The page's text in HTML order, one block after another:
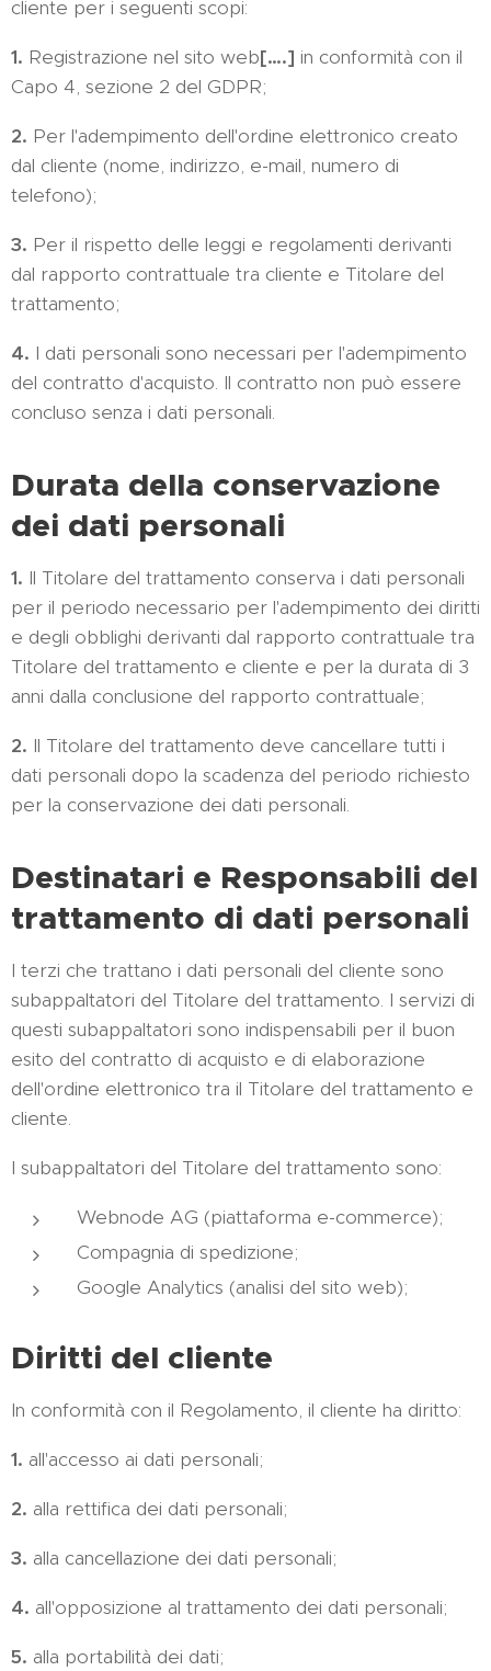
cliente per i seguenti scopi:
1. Registrazione nel sito web[….] in conformità con il
Capo 4, sezione 2 del GDPR;
2. Per l'adempimento dell'ordine elettronico creato
dal cliente (nome, indirizzo, e-mail, numero di
telefono);
3. Per il rispetto delle leggi e regolamenti derivanti
dal rapporto contrattuale tra cliente e Titolare del
trattamento;
4. I dati personali sono necessari per l'adempimento
del contratto d'acquisto. Il contratto non può essere
concluso senza i dati personali.
Durata della conservazione
dei dati personali
1. Il Titolare del trattamento conserva i dati personali
per il periodo necessario per l'adempimento dei diritti
e degli obblighi derivanti dal rapporto contrattuale tra
Titolare del trattamento e cliente e per la durata di 3
anni dalla conclusione del rapporto contrattuale;
2. Il Titolare del trattamento deve cancellare tutti i
dati personali dopo la scadenza del periodo richiesto
per la conservazione dei dati personali.
Destinatari e Responsabili del
trattamento di dati personali
I terzi che trattano i dati personali del cliente sono
subappaltatori del Titolare del trattamento. I servizi di
questi subappaltatori sono indispensabili per il buon
esito del contratto di acquisto e di elaborazione
dell'ordine elettronico tra il Titolare del trattamento e
cliente.
I subappaltatori del Titolare del trattamento sono:
Webnode AG (piattaforma e-commerce);
Compagnia di spedizione;
Google Analytics (analisi del sito web);
Diritti del cliente
In conformità con il Regolamento, il cliente ha diritto:
1. all'accesso ai dati personali;
2. alla rettifica dei dati personali;
3. alla cancellazione dei dati personali;
4. all'opposizione al trattamento dei dati personali;
5. alla portabilità dei dati;